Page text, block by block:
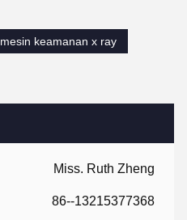
Miss. Ruth Zheng
86--13215377368
mesin keamanan x ray